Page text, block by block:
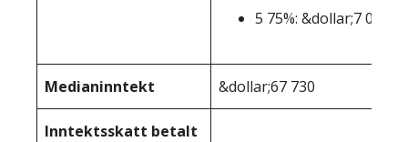
5 75%: &dollar;7 000+
Medianinntekt &dollar;67 730
Inntektsskatt betalt